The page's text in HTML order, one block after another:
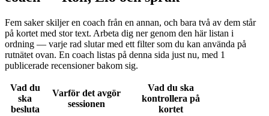
Fem saker skiljer en coach från en annan, och bara två av dem står
på kortet med stor text. Arbeta dig ner genom den här listan i
ordning — varje rad slutar med ett filter som du kan använda på
rutnätet ovan. En coach listas på denna sida just nu, med 1
publicerade recensioner bakom sig.
Vad du
ska
besluta
Varför det avgör
sessionen
Vad du ska
kontrollera på
kortet